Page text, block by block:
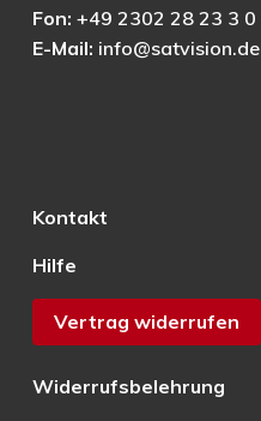
Fon: +49 2302 28 23 3 0
E-Mail: info@satvision.de
Kontakt
Hilfe
Vertrag widerrufen
Widerrufsbelehrung